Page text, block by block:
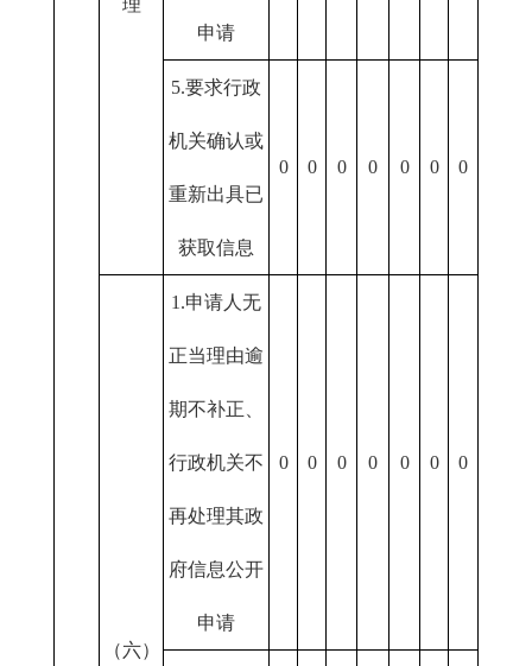
理
申请
5.要求行政
机关确认或
重新出具已
获取信息
0 0 0 0 0 0 0
（六）
1.申请人无
正当理由逾
期不补正、
行政机关不
再处理其政
府信息公开
申请
0 0 0 0 0 0 0